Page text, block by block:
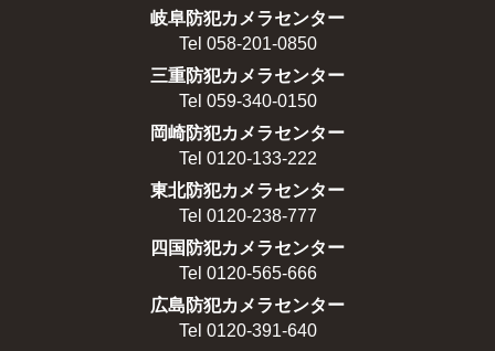
岐阜防犯カメラセンター
Tel 058-201-0850
三重防犯カメラセンター
Tel 059-340-0150
岡崎防犯カメラセンター
Tel 0120-133-222
東北防犯カメラセンター
Tel 0120-238-777
四国防犯カメラセンター
Tel 0120-565-666
広島防犯カメラセンター
Tel 0120-391-640